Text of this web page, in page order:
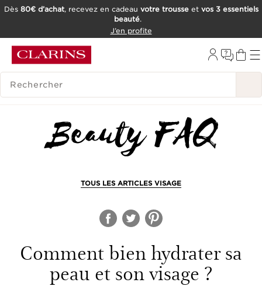
OUTIL D'ACCESSIBILITÉ
Dès 80€ d’achat, recevez en cadeau votre trousseet vos 3 essentiels
beauté.
J’en profite
HISTORIQUE DES RECHERCHES
TOUS LES ARTICLES VISAGE
Comment bien hydrater sa
peau et son visage ?